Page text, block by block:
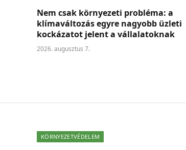
Nem csak környezeti probléma: a
klímaváltozás egyre nagyobb üzleti
kockázatot jelent a vállalatoknak
2026. augusztus 7.
KÖRNYEZETVÉDELEM